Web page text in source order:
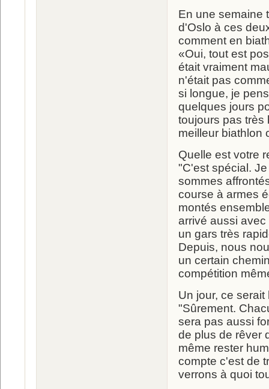
En une semaine
d'Oslo à ces
comment en
«Oui, tout est
était vraiment
n'était pas
si longue, je
quelques jours
toujours pas très
meilleur biathlon
Quelle est votre
"C'est spécial.
sommes
course à armes
montés
arrivé aussi
un gars très
Depuis, nous
un certain
compétition
Un jour, ce
"Sûrement.
sera pas aussi
de plus de rêver
même rester
compte c'est de
verrons à quoi